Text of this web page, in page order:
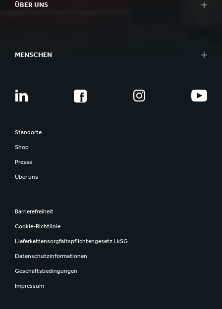
ÜBER UNS
MENSCHEN
Standorte
Shop
Presse
Über uns
Barrierefreiheit
Cookie-Richtlinie
Lieferkettensorgfaltspflichtengesetz LkSG
Datenschutzinformationen
Geschäftsbedingungen
Impressum